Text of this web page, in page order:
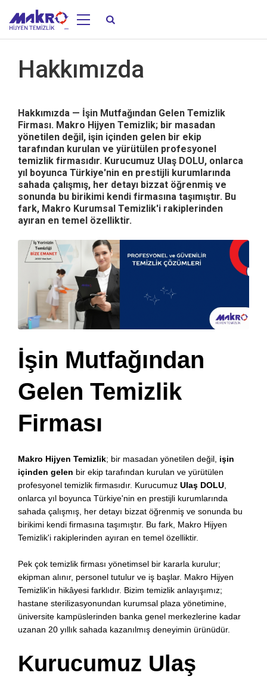
Hakkımızda
Hakkımızda — İşin Mutfağından Gelen Temizlik
Firması. Makro Hijyen Temizlik; bir masadan
yönetilen değil, işin içinden gelen bir ekip
tarafından kurulan ve yürütülen profesyonel
temizlik firmasıdır. Kurucumuz Ulaş DOLU, onlarca
yıl boyunca Türkiye'nin en prestijli kurumlarında
sahada çalışmış, her detayı bizzat öğrenmiş ve
sonunda bu birikimi kendi firmasına taşımıştır. Bu
fark, Makro Kurumsal Temizlik'i rakiplerinden
ayıran en temel özelliktir.
İşin Mutfağından
Gelen Temizlik
Firması
Makro Hijyen Temizlik; bir masadan yönetilen değil, işin
içinden gelen bir ekip tarafından kurulan ve yürütülen
profesyonel temizlik firmasıdır. Kurucumuz Ulaş DOLU
onlarca yıl boyunca Türkiye'nin en prestijli kurumlarında
sahada çalışmış, her detayı bizzat öğrenmiş ve sonunda bu
birikimi kendi firmasına taşımıştır. Bu fark, Makro Hijyen
Temizlik'i rakiplerinden ayıran en temel özelliktir.
Pek çok temizlik firması yönetimsel bir kararla kurulur;
ekipman alınır, personel tutulur ve iş başlar. Makro Hijyen
Temizlik'in hikâyesi farklıdır. Bizim temizlik anlayışımız;
hastane sterilizasyonundan kurumsal plaza yönetimine,
üniversite kampüslerinden banka genel merkezlerine kadar
uzanan 20 yıllık sahada kazanılmış deneyimin ürünüdür.
Kurucumuz Ulaş